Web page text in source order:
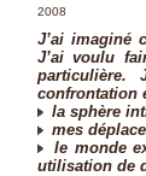
2008
J’ai imaginé
J’ai voulu
particulière.
confrontation
la sphère
mes
le monde
utilisation de